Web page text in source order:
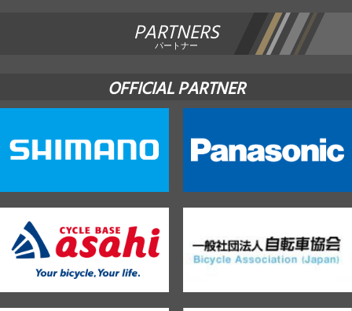
PARTNERS
パートナー
OFFICIAL PARTNER